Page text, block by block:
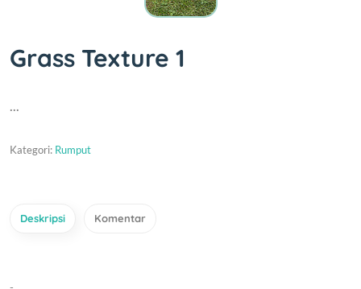
Grass Texture 1
...
Kategori: Rumput
Deskripsi Komentar